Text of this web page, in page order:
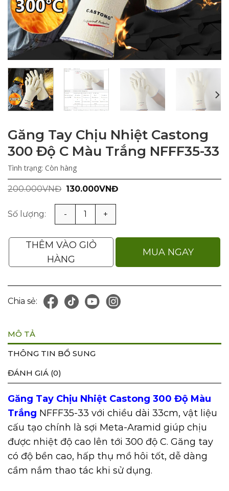
Găng Tay Chịu Nhiệt Castong
300 Độ C Màu Trắng NFFF35-33
Tình trạng: Còn hàng
200.000VNĐ Giá
là:
200.000VNĐ.
130.000VNĐGiá
Găng Tay Chịu Nhiệt Castong 300 Độ C Màu Trắng
THÊM VÀO GIỎ
HÀNG
MUA NGAY
Chia sẻ:
MÔ TẢ
THÔNG TIN BỔ SUNG
ĐÁNH GIÁ (0)
Găng Tay Chịu Nhiệt Castong 300 Độ Màu
Trắng NFFF35-33 với chiều dài 33cm, vật liệu
cấu tạo chính là sợi Meta-Aramid giúp chịu
được nhiệt độ cao lên tới 300 độ C. Găng tay
có độ bền cao, hấp thụ mồ hôi tốt, dễ dàng
cầm nắm thao tác khi sử dụng.